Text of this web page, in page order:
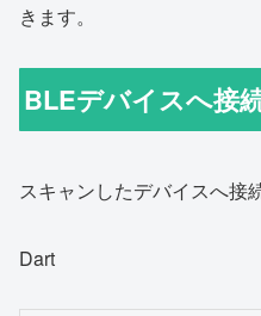
きます。
BLEデバイスへ接
スキャンしたデバイスへ接
Dart